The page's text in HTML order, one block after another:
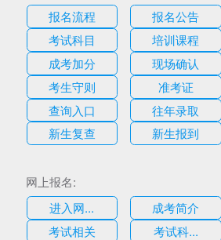
报名流程
报名公告
考试科目
培训课程
成考加分
现场确认
考生守则
准考证
查询入口
往年录取
新生复查
新生报到
网上报名:
进入网...
成考简介
考试相关
考试科...